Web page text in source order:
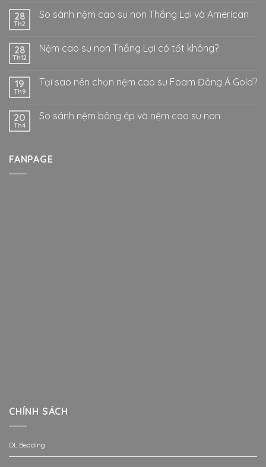
28
Th2
So sánh nệm cao su non Thắng Lợi và American
28
Th12
Nệm cao su non Thắng Lợi có tốt không?
19
Th9
Tại sao nên chọn nệm cao su Foam Đông Á Gold?
20
Th4
So sánh nệm bông ép và nệm cao su non
FANPAGE
CHÍNH SÁCH
OL Bedding